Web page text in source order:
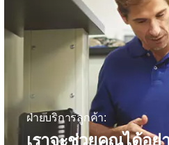
ฝ่ายบริการลูกค้า:
เราจะช่วยคุณได้อย่